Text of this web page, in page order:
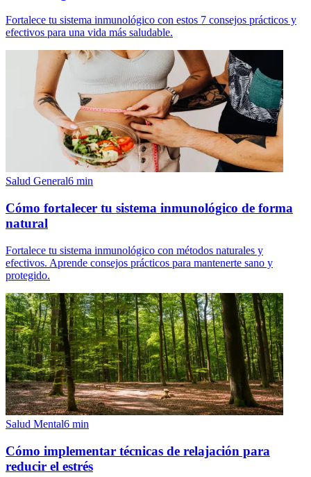
Fortalece tu sistema inmunológico con estos 7 consejos prácticos y
efectivos para una vida más saludable.
Salud General6 min
Cómo fortalecer tu sistema inmunológico de forma
natural
Fortalece tu sistema inmunológico con métodos naturales y
efectivos. Aprende consejos prácticos para mantenerte sano y
protegido.
Salud Mental6 min
Cómo implementar técnicas de relajación para
reducir el estrés